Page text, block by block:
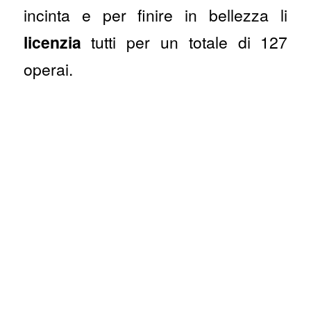
incinta e per finire in bellezza li
licenzia tutti per un totale di 127
operai.